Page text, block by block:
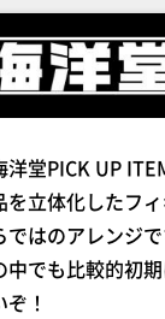
堂PICK UP
を立体化したフ
ではのアレンジ
中でも比較的初
！